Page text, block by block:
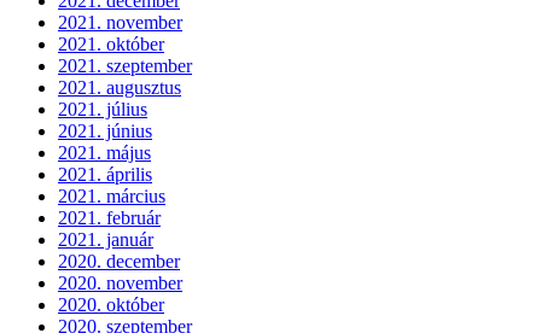
2021. november
2021. október
2021. szeptember
2021. augusztus
2021. július
2021. június
2021. május
2021. április
2021. március
2021. február
2021. január
2020. december
2020. november
2020. október
2020. szeptember